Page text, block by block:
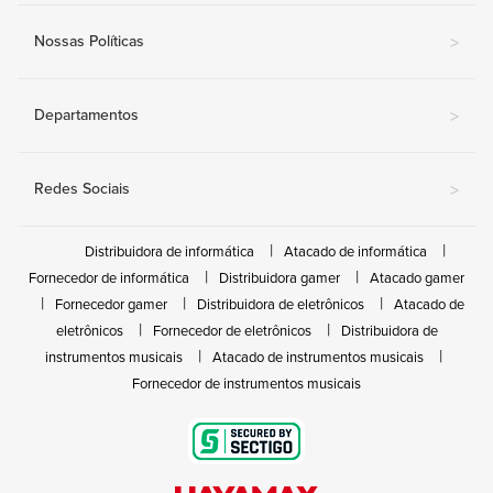
Nossas Políticas >
Departamentos >
Redes Sociais >
Distribuidora de informática
Atacado de informática
Fornecedor de informática
Distribuidora gamer
Atacado gamer
Fornecedor gamer
Distribuidora de eletrônicos
Atacado de
eletrônicos
Fornecedor de eletrônicos
Distribuidora de
instrumentos musicais
Atacado de instrumentos musicais
Fornecedor de instrumentos musicais